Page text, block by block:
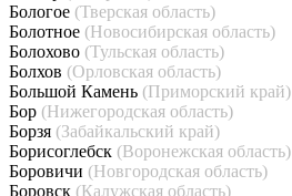
Бологое (Тверская область)
Болотное (Новосибирская область)
Болохово (Тульская область)
Болхов (Орловская область)
Большой Камень (Приморский край)
Бор (Нижегородская область)
Борзя (Забайкальский край)
Борисоглебск (Воронежская область)
Боровичи (Новгородская область)
Боровск (Калужская область)